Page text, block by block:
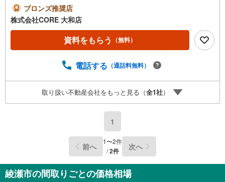
室内の中古戸建て物件で素敵な日々をおくりませんか！築7
年の設備が充実した物件です！＝＝＝＝＝＝＝＝＝＝＝＝
＝＝＝＝＝＝＝＝＝＝＝＝＝＝＝＝＝＝●フェアー期間中に
物件のお問い合わせをして頂いたお客様にギフトカード100
0円分プレゼント♪●ご案内に参加して頂いたお客様にはギ
♪お得に不動産を探しましょう♪（お名前・ご住所・お ・
年始除く）上記時間はお電話が繋がりやすくなっておりま
す。ぜひお気軽にご連絡下さい！現地を見学される場合は
時をご記入いただけますとスムーズにご案内が可能です。
＝＝＝＝＝＝＝＝＝＝＝＝＝＝＝＝＝＝＝＝＝＝＝＝＝＝
ブロンズ推奨店
株式会社CORE 大和店
資料をもらう （無料）
電話する （通話料無料）
取り扱い不動産会社をもっと見る（全1社）
1
前へ 1〜2件
/2件 次へ
綾瀬市の間取りごとの価格相場